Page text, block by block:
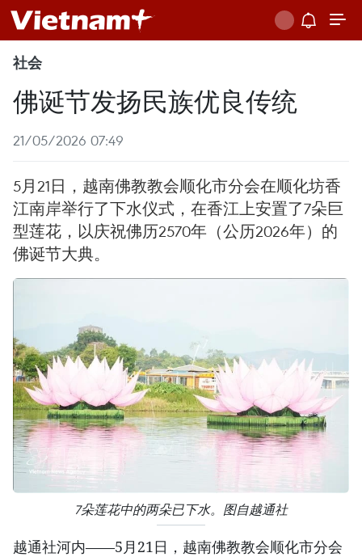
社会
佛诞节发扬民族优良传统
21/05/2026 07:49
5月21日，越南佛教教会顺化市分会在顺化坊香
江南岸举行了下水仪式，在香江上安置了7朵巨
型莲花，以庆祝佛历2570年（公历2026年）的
佛诞节大典。
7朵莲花中的两朵已下水。图自越通社
越通社河内——5月21日，越南佛教教会顺化市分会